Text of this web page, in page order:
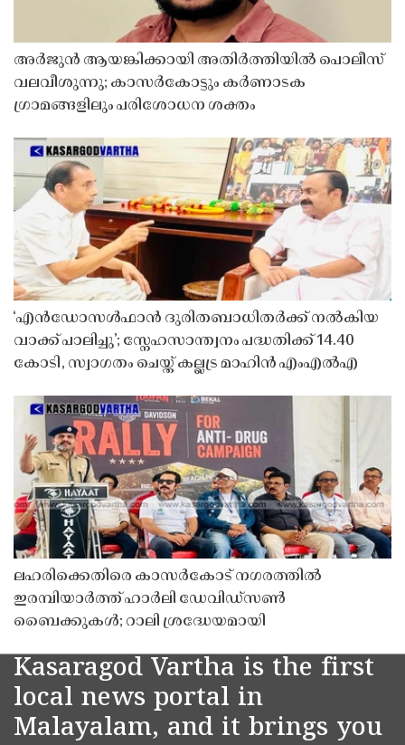
അർജുൻ ആയങ്കിക്കായി അതിർത്തിയിൽ പൊലീസ്
വലവീശുന്നു; കാസർകോട്ടും കർണാടക
ഗ്രാമങ്ങളിലും പരിശോധന ശക്തം
‘എൻഡോസൾഫാൻ ദുരിതബാധിതർക്ക് നൽകിയ
വാക്ക് പാലിച്ചു’; സ്നേഹസാന്ത്വനം പദ്ധതിക്ക് 14.40
കോടി, സ്വാഗതം ചെയ്ത് കല്ലട്ര മാഹിൻ എംഎൽഎ
ലഹരിക്കെതിരെ കാസർകോട് നഗരത്തിൽ
ഇരമ്പിയാർത്ത് ഹാർലി ഡേവിഡ്‌സൺ
ബൈക്കുകൾ; റാലി ശ്രദ്ധേയമായി
Kasaragod Vartha is the first
local news portal in
Malayalam, and it brings you